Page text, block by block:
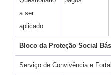
a ser
aplicado
Bloco da Proteção Social
Serviço de Convivência e